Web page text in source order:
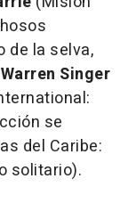
de la selva,
Singer
se
del Caribe:
solitario).